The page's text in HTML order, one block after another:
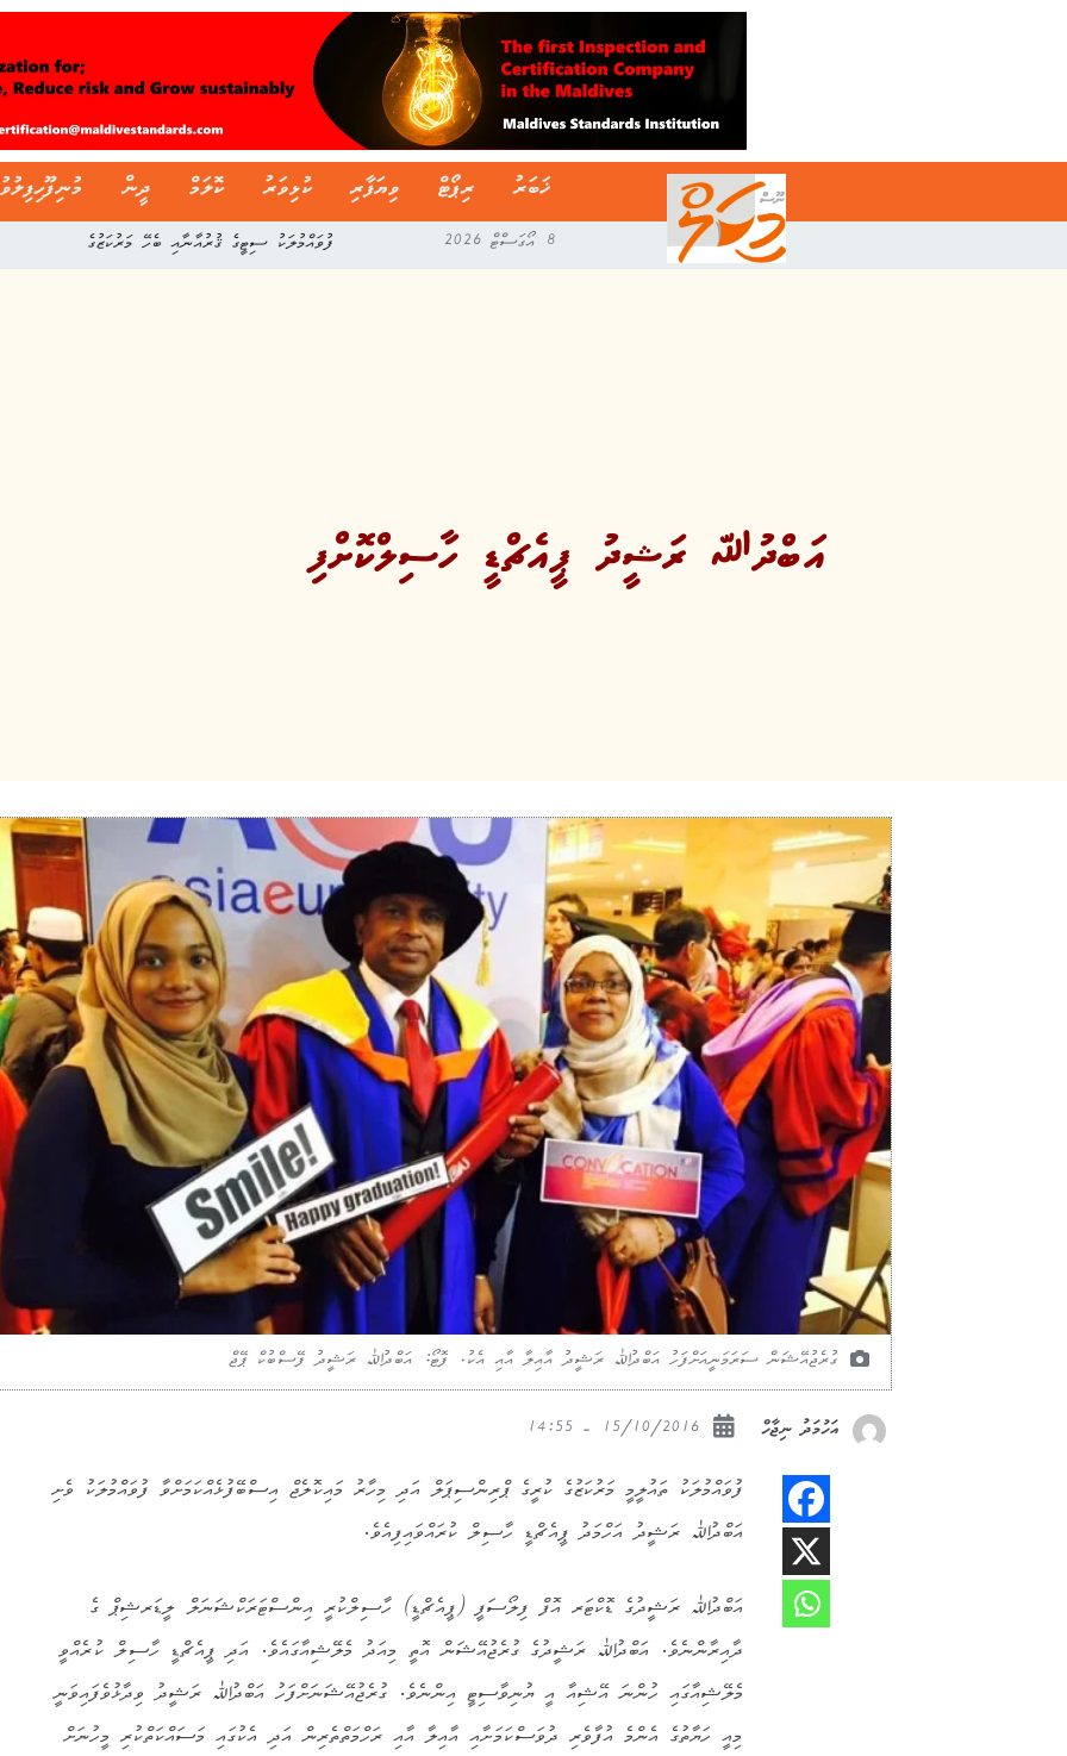
ޚަބަރު ރިޕޯޓް ވިޔަފާރި ކުޅިވަރު ކޮލަމް ދީން
8 އޯގަސްޓް 2026 ފުވައްމުލަކު ސިޓީގެ ޤުރުއާނާއި ބެހޭ މަރުކަޒުގެ
އަބްދުﷲ ރަޝީދު ޕީއެޗްޑީ ހާސިލްކޮށްފި
ގުރެޖުއޭޝަން ސަރަމަނީއަށްފަހު އަބްދުﷲ ރަޝީދު އާއިލާ އާއި އެކު. ފޮޓޯ: އަބްދުﷲ ރަޝީދު ފޭސްބުކް ޕޭޖް
އަހުމަދު ނިޖާހް
ފުވައްމުލަކު ތައުލީމީ މަރުކަޒުގެ ކުރީގެ ޕްރިންސިޕަލް އަދި މިހާރު މައިކޮލެޖް އިސްބޭފުޅެއްކަމަށްވާ ފުވައްމުލަކު ވެށި
އަބްދުﷲ ރަޝީދު އަހްމަދު ޕީއެޗްޑީ ހާސިލް ކުރައްވައިފިއެވެ.
އަބްދުﷲ ރަޝީދުގެ ޑޮކްޓަރ އޮފް ފިލޯސަފީ (ޕީއެޗްޑީ) ހާސިލްކުރީ އިންސްޓަރަކްޝަނަލް ލީޑަރޝިޕް ގެ
ދާއިރާންނެވެ. އަބްދުﷲ ރަޝީދުގެ ގުރެޖުއޭޝަން އޮތީ މިއަދު މެލޭޝިއާގައެވެ. އަދި ޕީއެޗްޑީ ހާސިލް ކުރެއްވީ
މެލޭޝިއާގައި ހުންނަ އޭޝިއާ އީ ޔުނިވާސިޓީ އިންނެވެ. ގުރެޖުއޭޝަނަށްފަހު އަބްދުﷲ ރަޝީދު ވިދާޅުވެފައިވަނީ
މިއީ ހަޔާތުގެ އެންމެ އުފާވެރި ދުވަސްކަމަށާއި އާއިލާ އާއި ރަހްމަތްތެރިން އަދި އެކުގައި މަސައްކަތްކުރި މީހުނަށް